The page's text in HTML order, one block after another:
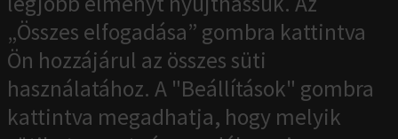
„Összes elfogadása” gombra kattintva
Ön hozzájárul az összes süti
használatához. A "Beállítások" gombra
kattintva megadhatja, hogy melyik